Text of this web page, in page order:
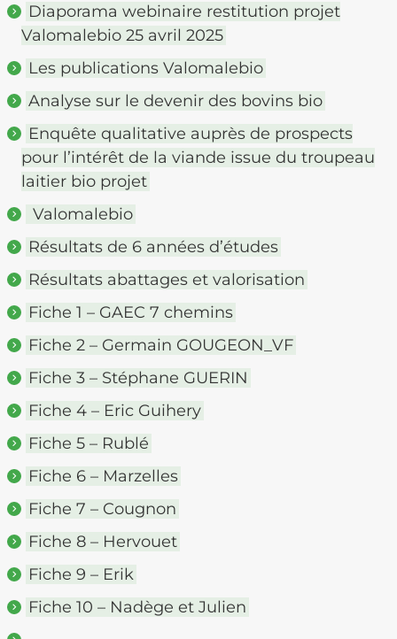
Diaporama webinaire restitution projet
Valomalebio 25 avril 2025
Les publications Valomalebio
Analyse sur le devenir des bovins bio
Enquête qualitative auprès de prospects
pour l’intérêt de la viande issue du troupeau
laitier bio projet
Valomalebio
Résultats de 6 années d’études
Résultats abattages et valorisation
Fiche 1 – GAEC 7 chemins
Fiche 2 – Germain GOUGEON_VF
Fiche 3 – Stéphane GUERIN
Fiche 4 – Eric Guihery
Fiche 5 – Rublé
Fiche 6 – Marzelles
Fiche 7 – Cougnon
Fiche 8 – Hervouet
Fiche 9 – Erik
Fiche 10 – Nadège et Julien